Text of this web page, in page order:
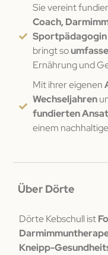
Sie vereint
Coach,
bringt so
Ernährung und
Mit ihrer eigenen
Wechseljahren
fundierten
einem
Über Dörte
Dörte Kebschull ist
Kneipp-